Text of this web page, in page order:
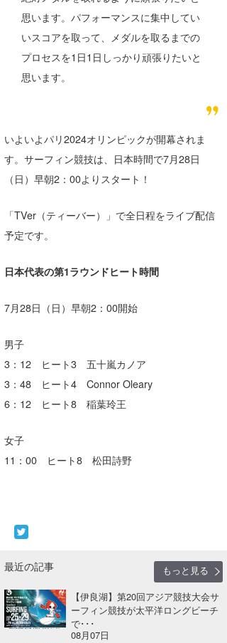
思います。パフォーマンスに集中してい
いスコアを取って、メダルを取るまでの
プロセスを1日1日しっかり頑張りたいと
思います。
いよいよパリ2024オリンピックが開幕されま
す。サーフィン競技は、日本時間で7月28日
（日）早朝2：00よりスタート！
「TVer（ティーバー）」で全日程をライブ配信
予定です。
日本代表の第1ラウンドヒート時間
7月28日（日）早朝2：00開始
男子
3：12 ヒート3 五十嵐カノア
3：48 ヒート4 Connor Oleary
6：12 ヒート8 稲葉玲王
女子
11：00 ヒート8 松田詩野
最近の記事
もっと見る
【伊良湖】第20回アジア競技大会サ
ーフィン競技が太平洋ロングビーチ
で･･･
08月07日